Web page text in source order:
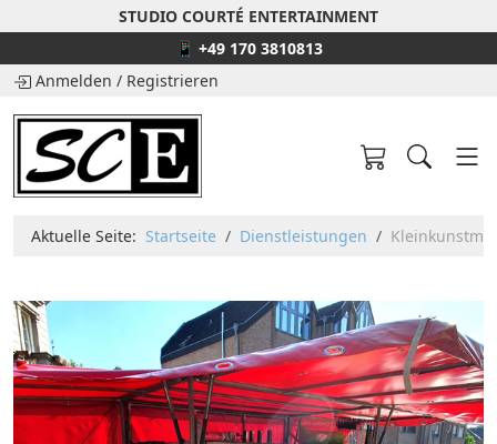
STUDIO COURTÉ ENTERTAINMENT
📱 +49 170 3810813
Anmelden / Registrieren
Aktuelle Seite: Startseite Dienstleistungen